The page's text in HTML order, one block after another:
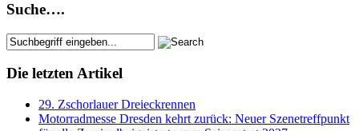
Suche….
Die letzten Artikel
29. Zschorlauer Dreieckrennen
Motorradmesse Dresden kehrt zurück: Neuer Szenetreffpunkt